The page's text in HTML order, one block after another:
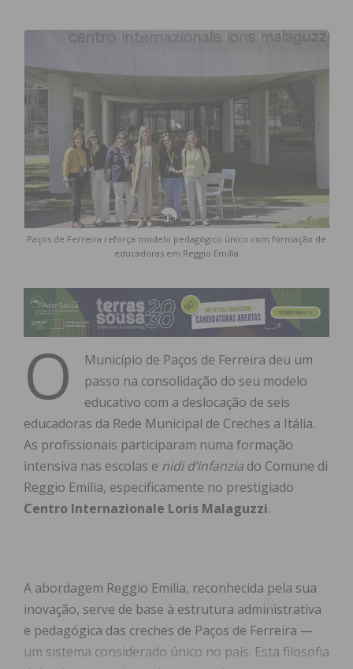
Paços de Ferreira reforça modelo pedagógico único com formação de
educadoras em Reggio Emilia
O
Município de Paços de Ferreira deu um
passo na consolidação do seu modelo
educativo com a deslocação de seis
educadoras da Rede Municipal de Creches a Itália.
As profissionais participaram numa formação
intensiva nas escolas e nidi d’infanzia do Comune di
Reggio Emilia, especificamente no prestigiado
Centro Internazionale Loris Malaguzzi.
A abordagem Reggio Emilia, reconhecida pela sua
inovação, serve de base à estrutura administrativa
e pedagógica das creches de Paços de Ferreira —
um sistema considerado único no país. Esta filosofia